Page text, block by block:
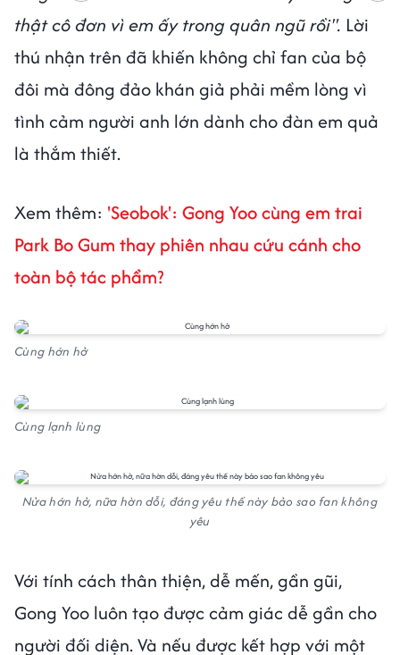
thật cô đơn vì em ấy trong quân ngũ rồi". Lời
thú nhận trên đã khiến không chỉ fan của bộ
đôi mà đông đảo khán giả phải mềm lòng vì
tình cảm người anh lớn dành cho đàn em quả
là thắm thiết.
Xem thêm: 'Seobok': Gong Yoo cùng em trai
Park Bo Gum thay phiên nhau cứu cánh cho
toàn bộ tác phẩm?
Cùng hớn hở
Cùng lạnh lùng
Nửa hớn hở, nữa hờn dỗi, đáng yêu thế này bảo sao fan không
yêu
Với tính cách thân thiện, dễ mến, gần gũi,
Gong Yoo luôn tạo được cảm giác dễ gần cho
người đối diện. Và nếu được kết hợp với một